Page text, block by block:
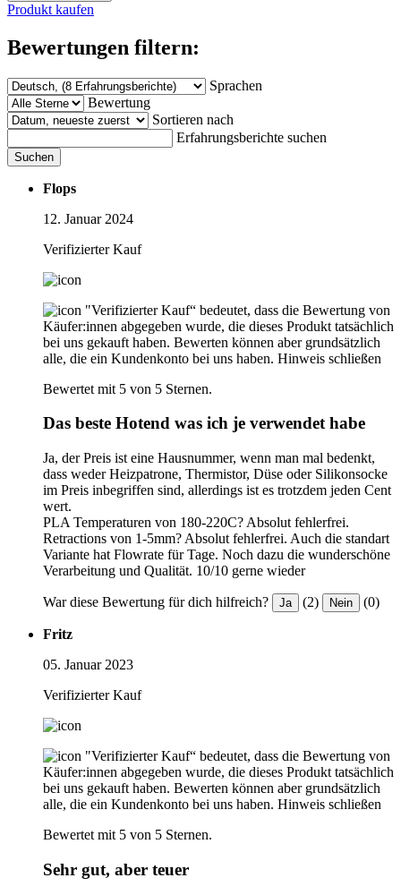
Produkt kaufen
Bewertungen filtern:
Sprachen
Bewertung
Sortieren nach
Erfahrungsberichte suchen
Suchen
Flops
12. Januar 2024
Verifizierter Kauf
"Verifizierter Kauf“ bedeutet, dass die Bewertung von
Käufer:innen abgegeben wurde, die dieses Produkt tatsächlich
bei uns gekauft haben. Bewerten können aber grundsätzlich
alle, die ein Kundenkonto bei uns haben. Hinweis schließen
Bewertet mit 5 von 5 Sternen.
Das beste Hotend was ich je verwendet habe
Ja, der Preis ist eine Hausnummer, wenn man mal bedenkt,
dass weder Heizpatrone, Thermistor, Düse oder Silikonsocke
im Preis inbegriffen sind, allerdings ist es trotzdem jeden Cent
wert.
PLA Temperaturen von 180-220C? Absolut fehlerfrei.
Retractions von 1-5mm? Absolut fehlerfrei. Auch die standart
Variante hat Flowrate für Tage. Noch dazu die wunderschöne
Verarbeitung und Qualität. 10/10 gerne wieder
War diese Bewertung für dich hilfreich? Ja (2) Nein (0)
Fritz
05. Januar 2023
Verifizierter Kauf
"Verifizierter Kauf“ bedeutet, dass die Bewertung von
Käufer:innen abgegeben wurde, die dieses Produkt tatsächlich
bei uns gekauft haben. Bewerten können aber grundsätzlich
alle, die ein Kundenkonto bei uns haben. Hinweis schließen
Bewertet mit 5 von 5 Sternen.
Sehr gut, aber teuer